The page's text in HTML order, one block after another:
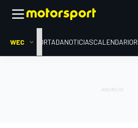
WEC PORTADANOTICIASCALENDARIO